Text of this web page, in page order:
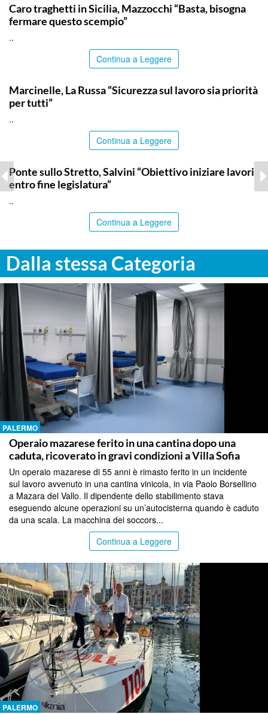
Caro traghetti in Sicilia, Mazzocchi “Basta, bisogna
fermare questo scempio”
..
Continua a Leggere
Marcinelle, La Russa “Sicurezza sul lavoro sia priorità
per tutti”
..
Continua a Leggere
Ponte sullo Stretto, Salvini “Obiettivo iniziare lavori
entro fine legislatura”
..
Continua a Leggere
Dalla stessa Categoria
PALERMO
Operaio mazarese ferito in una cantina dopo una
caduta, ricoverato in gravi condizioni a Villa Sofia
Un operaio mazarese di 55 anni è rimasto ferito in un incidente
sul lavoro avvenuto in una cantina vinicola, in via Paolo Borsellino
a Mazara del Vallo. Il dipendente dello stabilimento stava
eseguendo alcune operazioni su un’autocisterna quando è caduto
da una scala. La macchina dei soccors...
Continua a Leggere
PALERMO